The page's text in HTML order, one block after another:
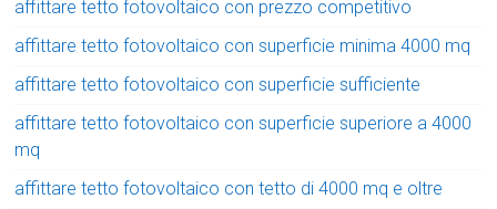
affittare tetto fotovoltaico con prezzo competitivo
affittare tetto fotovoltaico con superficie minima 4000 mq
affittare tetto fotovoltaico con superficie sufficiente
affittare tetto fotovoltaico con superficie superiore a 4000
mq
affittare tetto fotovoltaico con tetto di 4000 mq e oltre